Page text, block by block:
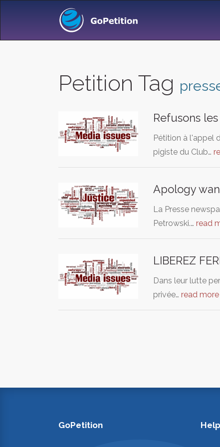
Petition Tag
Refusons
Pétition à l'appel
pigiste du Club…
Apology
La Presse
Petrowski.… read
LIBEREZ
Dans leur lutte
privée… read more
GoPetition Help